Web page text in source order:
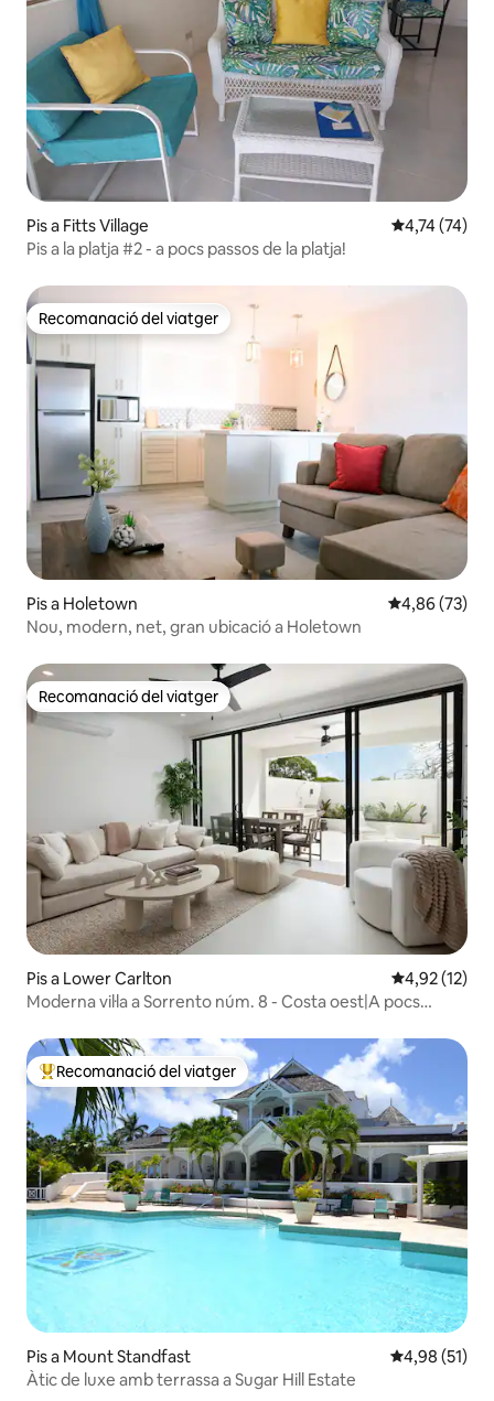
Pis a Fitts Village 4,74 de
4,74 (74)
Pis a la platja #2 - a pocs passos de la platja!
Recomanació del viatger
Recomanació del viatger
Pis a Holetown 4,86 de
4,86 (73)
Nou, modern, net, gran ubicació a Holetown
Recomanació del viatger
Recomanació del viatger
Pis a Lower Carlton 4,92 de
4,92 (12)
Moderna vil·la a Sorrento núm. 8 - Costa oest|A pocs
Principals recomanacions dels viatgers
Recomanació del viatger
Pis a Mount Standfast 4,98 de
4,98 (51)
Àtic de luxe amb terrassa a Sugar Hill Estate